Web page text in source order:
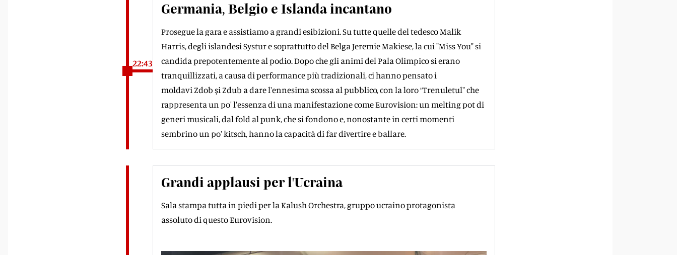
22:43
Germania, Belgio e Islanda incantano
Prosegue la gara e assistiamo a grandi esibizioni. Su tutte quelle del tedesco Malik
Harris, degli islandesi Systur e soprattutto del Belga Jeremie Makiese, la cui "Miss You" si
candida prepotentemente al podio. Dopo che gli animi del Pala Olimpico si erano
tranquillizzati, a causa di performance più tradizionali, ci hanno pensato i
moldavi Zdob și Zdub a dare l'ennesima scossa al pubblico, con la loro “Trenuletul" che
rappresenta un po' l'essenza di una manifestazione come Eurovision: un melting pot di
generi musicali, dal fold al punk, che si fondono e, nonostante in certi momenti
sembrino un po' kitsch, hanno la capacità di far divertire e ballare.
Grandi applausi per l'Ucraina
Sala stampa tutta in piedi per la Kalush Orchestra, gruppo ucraino protagonista
assoluto di questo Eurovision.